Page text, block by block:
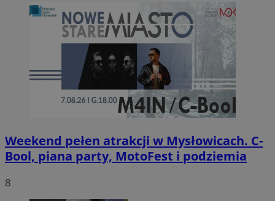
Weekend pełen atrakcji w Mysłowicach. C-
Bool, piana party, MotoFest i podziemia
8